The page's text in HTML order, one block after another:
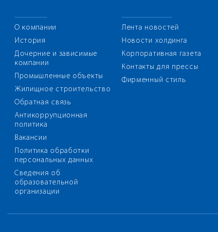
О компании
История
Дочерние и зависимые
компании
Промышленные объекты
Жилищное строительство
Обратная связь
Антикоррупционная
политика
Вакансии
Политика обработки
персональных данных
Сведения об
образовательной
организации
Лента новостей
Новости холдинга
Корпоративная газета
Контакты для прессы
Фирменный стиль